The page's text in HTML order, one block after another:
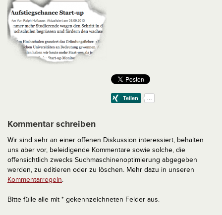
Kommentar schreiben
Wir sind sehr an einer offenen Diskussion interessiert, behalten
uns aber vor, beleidigende Kommentare sowie solche, die
offensichtlich zwecks Suchmaschinenoptimierung abgegeben
werden, zu editieren oder zu löschen. Mehr dazu in unseren
Kommentarregeln.
Bitte fülle alle mit * gekennzeichneten Felder aus.